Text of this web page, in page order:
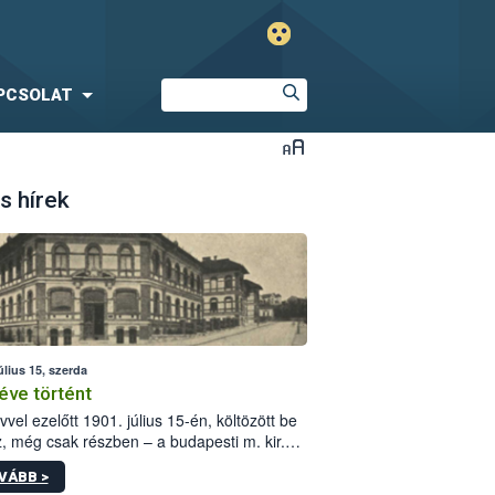
hírek
15, szerda
történt
ezelőtt 1901. július 15-én, költözött be
még csak részben – a budapesti m. kir.
állomás a Kis Rókus utca
alatti, Czigler Győző által tervezett új
>